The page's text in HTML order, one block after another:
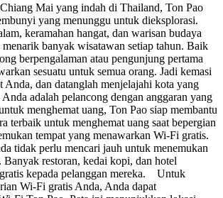
Mai yang indah di Thailand, Ton Pao
yang menunggu untuk dieksplorasi.
keramahan hangat, dan warisan budaya
banyak wisatawan setiap tahun. Baik
berpengalaman atau pengunjung pertama
sesuatu untuk semua orang. Jadi kemasi
Anda, dan datanglah menjelajahi kota yang
adalah pelancong dengan anggaran yang
menghemat uang, Ton Pao siap membantu
terbaik untuk menghemat uang saat bepergian
tempat yang menawarkan Wi-Fi gratis.
tidak perlu mencari jauh untuk menemukan
restoran, kedai kopi, dan hotel
kepada pelanggan mereka. Untuk
Wi-Fi gratis Anda, Anda dapat